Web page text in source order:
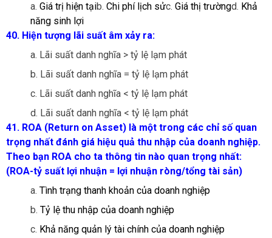
a. Giá trị hiện tạib. Chi phí lịch sửc. Giá thị trườngd. Khả
năng sinh lợi
40. Hiện tượng lãi suất âm xảy ra:
a. Lãi suất danh nghĩa > tỷ lệ lạm phát
b. Lãi suất danh nghĩa = tỷ lệ lạm phát
c. Lãi suất danh nghĩa < tỷ lệ lạm phát
d. Lãi suất danh nghĩa < tỷ lệ lạm phát
41. ROA (Return on Asset) là một trong các chỉ số quan
trọng nhất đánh giá hiệu quả thu nhập của doanh nghiệp.
Theo bạn ROA cho ta thông tin nào quan trọng nhất:
(ROA-tỷ suất lợi nhuận = lợi nhuận ròng/tổng tài sản)
a. Tình trạng thanh khoản của doanh nghiệp
b. Tỷ lệ thu nhập của doanh nghiệp
c. Khả năng quản lý tài chính của doanh nghiệp